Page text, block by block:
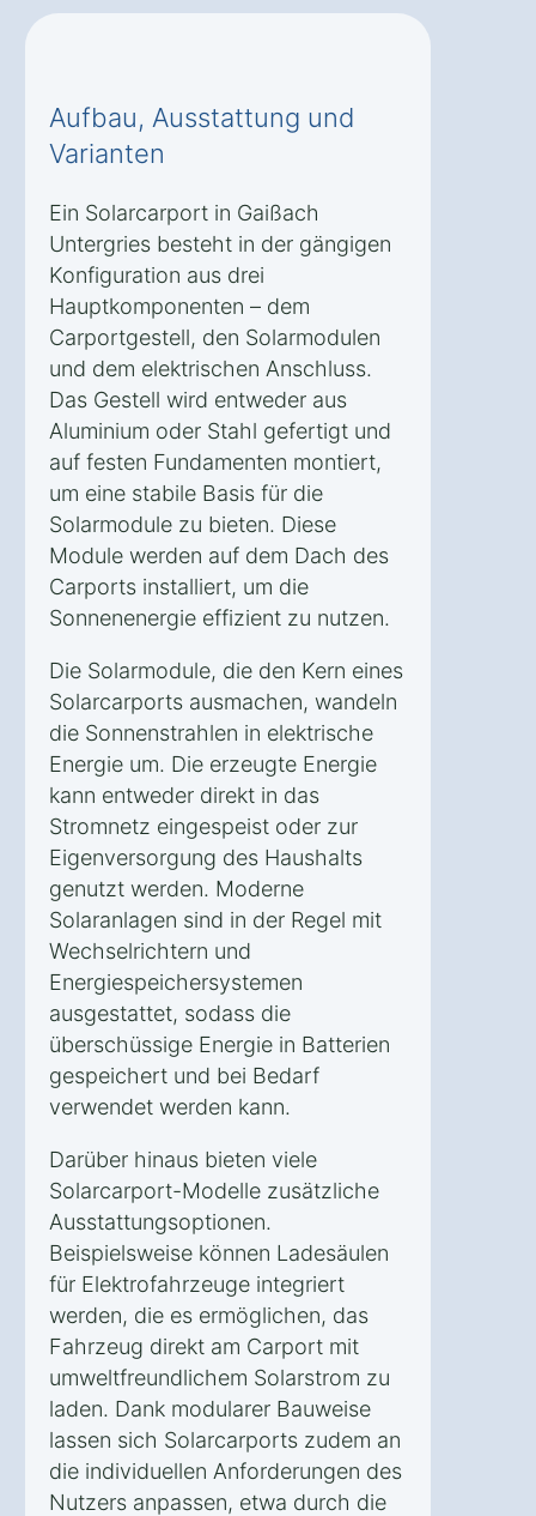
Aufbau, Ausstattung und
Varianten
Ein Solarcarport in Gaißach
Untergries besteht in der gängigen
Konfiguration aus drei
Hauptkomponenten – dem
Carportgestell, den Solarmodulen
und dem elektrischen Anschluss.
Das Gestell wird entweder aus
Aluminium oder Stahl gefertigt und
auf festen Fundamenten montiert,
um eine stabile Basis für die
Solarmodule zu bieten. Diese
Module werden auf dem Dach des
Carports installiert, um die
Sonnenenergie effizient zu nutzen.
Die Solarmodule, die den Kern eines
Solarcarports ausmachen, wandeln
die Sonnenstrahlen in elektrische
Energie um. Die erzeugte Energie
kann entweder direkt in das
Stromnetz eingespeist oder zur
Eigenversorgung des Haushalts
genutzt werden. Moderne
Solaranlagen sind in der Regel mit
Wechselrichtern und
Energiespeichersystemen
ausgestattet, sodass die
überschüssige Energie in Batterien
gespeichert und bei Bedarf
verwendet werden kann.
Darüber hinaus bieten viele
Solarcarport-Modelle zusätzliche
Ausstattungsoptionen.
Beispielsweise können Ladesäulen
für Elektrofahrzeuge integriert
werden, die es ermöglichen, das
Fahrzeug direkt am Carport mit
umweltfreundlichem Solarstrom zu
laden. Dank modularer Bauweise
lassen sich Solarcarports zudem an
die individuellen Anforderungen des
Nutzers anpassen, etwa durch die